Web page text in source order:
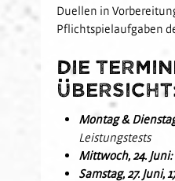
Sponsoring
Partner-Events
Förderteam
Duellen in
Pflichtspielaufgaben
Die
Montag &
Leistungstests
Mittwoch, 24. Juni:
Samstag, 27. Juni,